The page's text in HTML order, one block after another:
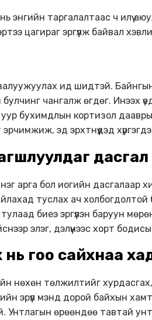
нь энгийн таргалалтаас ч илүү
цагираг эргүүлж байвал
ид шидтэй.
булчинг чангалж өгдөг.
бухимдлын кортизол
эд эрхтнүүдэд
дасгал
арга бол иогийн дасгалаар
туслах ач
биеэ эргүүлэн баруун
элэг, дэлүүнээс хорт
гоо сайхнаа
нөхөн төлжилтийг
эрүүл мэнд дорой байхын
Унтлагын өрөөндөө тавтай